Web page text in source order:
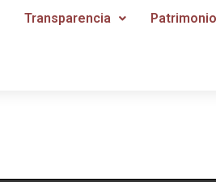
Transparencia